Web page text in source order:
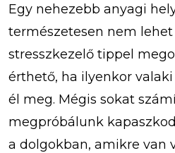
Egy nehezebb anyagi
természetesen nem
stresszkezelő tippel
érthető, ha ilyenkor
él meg. Mégis sokat
megpróbálunk
a dolgokban, amikre van